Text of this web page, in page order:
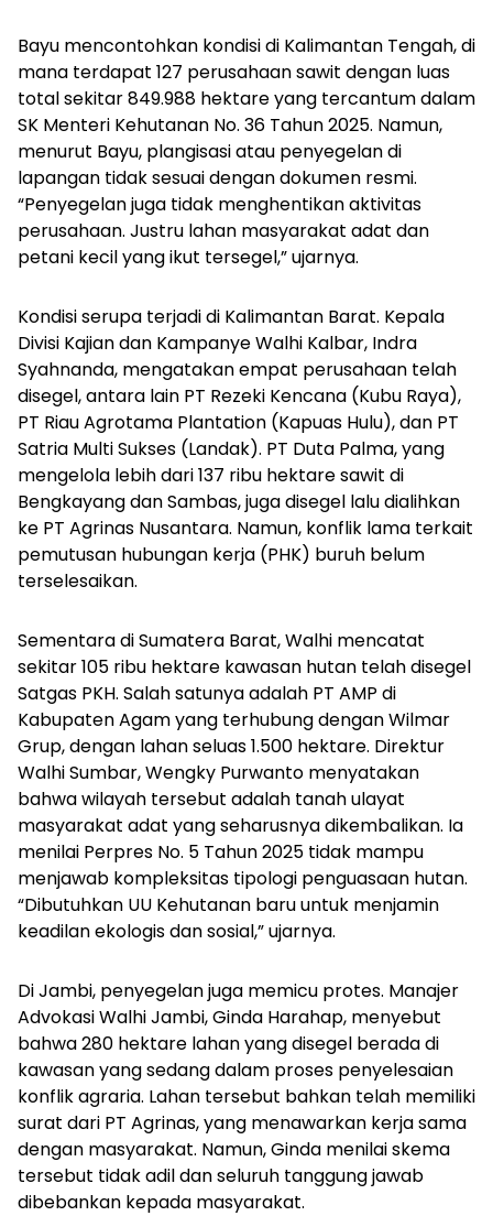
Bayu mencontohkan kondisi di Kalimantan Tengah, di
mana terdapat 127 perusahaan sawit dengan luas
total sekitar 849.988 hektare yang tercantum dalam
SK Menteri Kehutanan No. 36 Tahun 2025. Namun,
menurut Bayu, plangisasi atau penyegelan di
lapangan tidak sesuai dengan dokumen resmi.
“Penyegelan juga tidak menghentikan aktivitas
perusahaan. Justru lahan masyarakat adat dan
petani kecil yang ikut tersegel,” ujarnya.
Kondisi serupa terjadi di Kalimantan Barat. Kepala
Divisi Kajian dan Kampanye Walhi Kalbar, Indra
Syahnanda, mengatakan empat perusahaan telah
disegel, antara lain PT Rezeki Kencana (Kubu Raya),
PT Riau Agrotama Plantation (Kapuas Hulu), dan PT
Satria Multi Sukses (Landak). PT Duta Palma, yang
mengelola lebih dari 137 ribu hektare sawit di
Bengkayang dan Sambas, juga disegel lalu dialihkan
ke PT Agrinas Nusantara. Namun, konflik lama terkait
pemutusan hubungan kerja (PHK) buruh belum
terselesaikan.
Sementara di Sumatera Barat, Walhi mencatat
sekitar 105 ribu hektare kawasan hutan telah disegel
Satgas PKH. Salah satunya adalah PT AMP di
Kabupaten Agam yang terhubung dengan Wilmar
Grup, dengan lahan seluas 1.500 hektare. Direktur
Walhi Sumbar, Wengky Purwanto menyatakan
bahwa wilayah tersebut adalah tanah ulayat
masyarakat adat yang seharusnya dikembalikan. Ia
menilai Perpres No. 5 Tahun 2025 tidak mampu
menjawab kompleksitas tipologi penguasaan hutan.
“Dibutuhkan UU Kehutanan baru untuk menjamin
keadilan ekologis dan sosial,” ujarnya.
Di Jambi, penyegelan juga memicu protes. Manajer
Advokasi Walhi Jambi, Ginda Harahap, menyebut
bahwa 280 hektare lahan yang disegel berada di
kawasan yang sedang dalam proses penyelesaian
konflik agraria. Lahan tersebut bahkan telah memiliki
surat dari PT Agrinas, yang menawarkan kerja sama
dengan masyarakat. Namun, Ginda menilai skema
tersebut tidak adil dan seluruh tanggung jawab
dibebankan kepada masyarakat.